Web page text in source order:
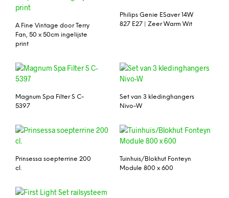
A Fine Vintage door Terry
Fan, 50 x 50cm ingelijste
print
Philips Genie ESaver 14W
827 E27 | Zeer Warm Wit
Magnum Spa Filter S C-
5397
Set van 3 kledinghangers
Nivo-W
Prinsessa soepterrine 200
cl.
Tuinhuis/Blokhut Fonteyn
Module 800 x 600